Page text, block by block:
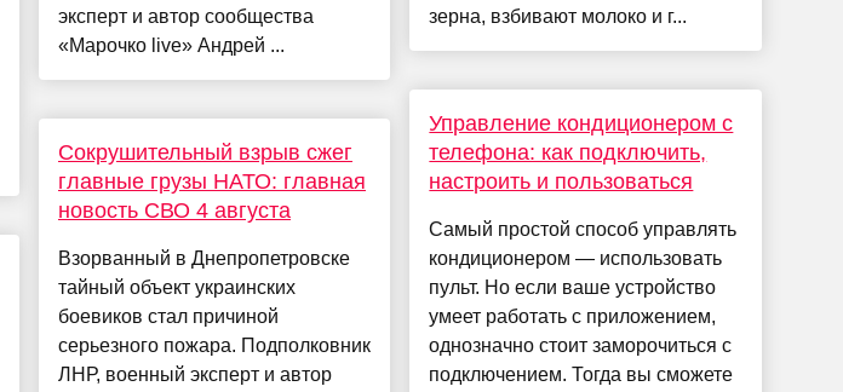
эксперт и автор сообщества
«Марочко live» Андрей ...
Сокрушительный взрыв сжег
главные грузы НАТО: главная
новость СВО 4 августа
Взорванный в Днепропетровске
тайный объект украинских
боевиков стал причиной
серьезного пожара. Подполковник
ЛНР, военный эксперт и автор
зерна, взбивают молоко и г...
Управление кондиционером с
телефона: как подключить,
настроить и пользоваться
Самый простой способ управлять
кондиционером — использовать
пульт. Но если ваше устройство
умеет работать с приложением,
однозначно стоит заморочиться с
подключением. Тогда вы сможете